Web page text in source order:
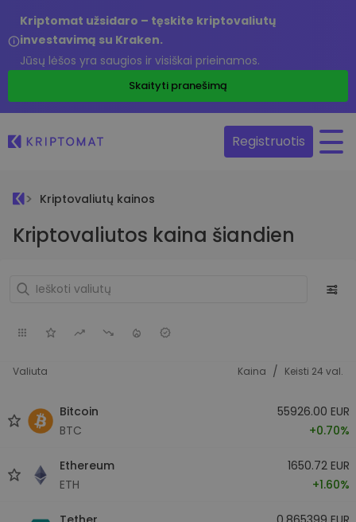
Kriptomat užsidaro – tęskite kriptovaliutų
investavimą su Kraken.
Jūsų lėšos yra saugios ir visiškai prieinamos.
Skaityti pranešimą
Registruotis
Kriptovaliutų kainos
Kriptovaliutos kaina šiandien
Valiuta Kaina / Keisti 24 val.
Bitcoin
BTC
55926.00 EUR
+0.70%
Ethereum
ETH
1650.72 EUR
+1.60%